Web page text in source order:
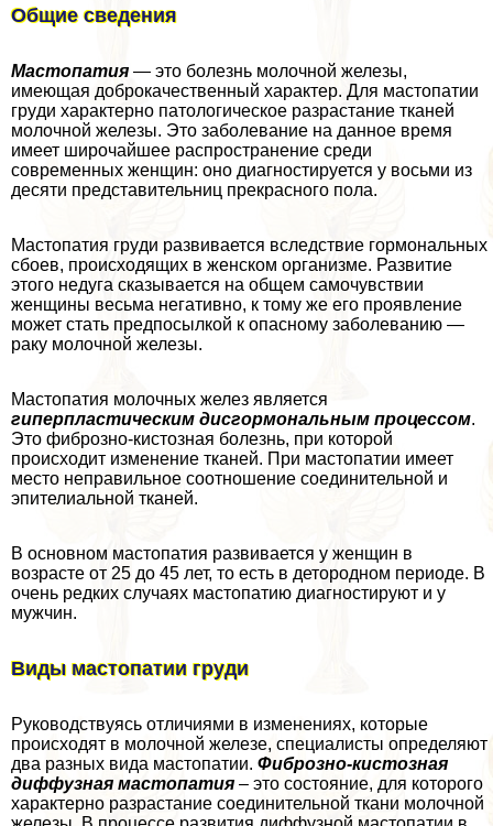
Общие сведения
Мастопатия — это болезнь молочной железы,
имеющая доброкачественный хаpaктер. Для мастопатии
гpyди хаpaктерно патологическое разрастание тканей
молочной железы. Это заболевание на данное время
имеет широчайшее распространение среди
современных женщин: оно диагностируется у восьми из
десяти представительниц прекрасного пола.
Мастопатия гpyди развивается вследствие гормональных
сбоев, происходящих в женском организме. Развитие
этого недуга сказывается на общем самочувствии
женщины весьма негативно, к тому же его проявление
может стать предпосылкой к опасному заболеванию —
paку молочной железы.
Мастопатия молочных желез является
гиперпластическим дисгормональным процессом.
Это фиброзно-кистозная болезнь, при которой
происходит изменение тканей. При мастопатии имеет
место неправильное соотношение соединительной и
эпителиальной тканей.
В основном мастопатия развивается у женщин в
возрасте от 25 до 45 лет, то есть в детородном периоде. В
очень редких случаях мастопатию диагностируют и у
мужчин.
Виды мастопатии гpyди
Руководствуясь отличиями в изменениях, которые
происходят в молочной железе, специалисты определяют
два разных вида мастопатии. Фиброзно-кистозная
диффузная мастопатия – это состояние, для которого
хаpaктерно разрастание соединительной ткани молочной